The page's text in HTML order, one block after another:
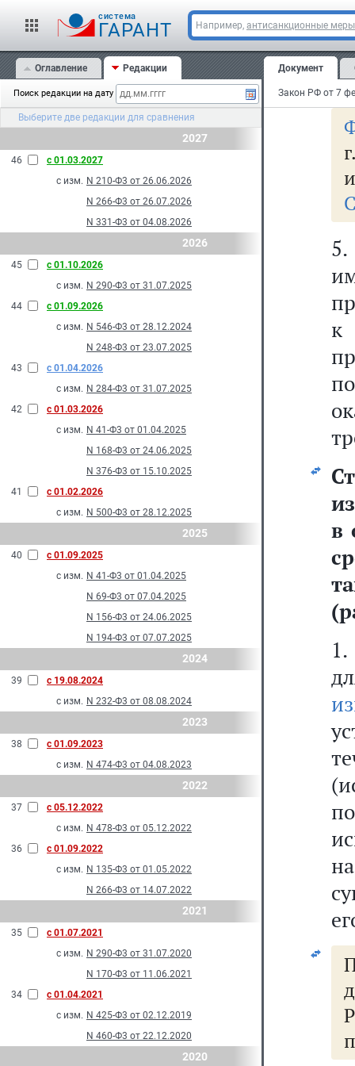
cистема
ГАРАНТ Например, антисанкционные меры
Оглавление Редакции
Поиск редакции на дату
Выберите две редакции для сравнения
2027
46
с 01.03.2027
с изм. N 210-Ф3 от 26.06.2026
N 266-Ф3 от 26.07.2026
N 331-Ф3 от 04.08.2026
2026
45
с 01.10.2026
с изм. N 290-Ф3 от 31.07.2025
44
с 01.09.2026
с изм. N 546-Ф3 от 28.12.2024
N 248-Ф3 от 23.07.2025
43
с 01.04.2026
с изм. N 284-Ф3 от 31.07.2025
42
с 01.03.2026
с изм. N 41-Ф3 от 01.04.2025
N 168-Ф3 от 24.06.2025
N 376-Ф3 от 15.10.2025
41
с 01.02.2026
с изм. N 500-Ф3 от 28.12.2025
2025
40
с 01.09.2025
с изм. N 41-Ф3 от 01.04.2025
N 69-Ф3 от 07.04.2025
N 156-Ф3 от 24.06.2025
N 194-Ф3 от 07.07.2025
2024
39
с 19.08.2024
с изм. N 232-Ф3 от 08.08.2024
2023
38
с 01.09.2023
с изм. N 474-Ф3 от 04.08.2023
2022
37
с 05.12.2022
с изм. N 478-Ф3 от 05.12.2022
36
с 01.09.2022
с изм. N 135-Ф3 от 01.05.2022
N 266-Ф3 от 14.07.2022
2021
35
с 01.07.2021
с изм. N 290-Ф3 от 31.07.2020
N 170-Ф3 от 11.06.2021
34
с 01.04.2021
с изм. N 425-Ф3 от 02.12.2019
N 460-Ф3 от 22.12.2020
2020
Документ
к
в